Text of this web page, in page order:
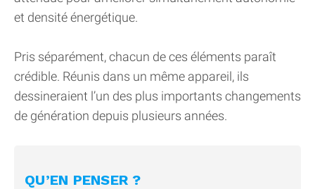
et densité énergétique.
Pris séparément, chacun de ces éléments paraît
crédible. Réunis dans un même appareil, ils
dessineraient l’un des plus importants changements
de génération depuis plusieurs années.
QU’EN PENSER ?